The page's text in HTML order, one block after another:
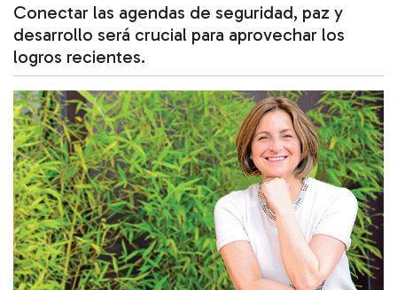
Conectar las agendas de seguridad, paz y
desarrollo será crucial para aprovechar los
logros recientes.